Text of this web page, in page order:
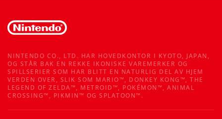
NINTENDO CO., LTD. HAR HOVEDKONTOR I KYOTO, JAPAN,
OG STÅR BAK EN REKKE IKONISKE VAREMERKER OG
SPILLSERIER SOM HAR BLITT EN NATURLIG DEL AV HJEM
VERDEN OVER, SLIK SOM MARIO™, DONKEY KONG™, THE
LEGEND OF ZELDA™, METROID™, POKÉMON™, ANIMAL
CROSSING™, PIKMIN™ OG SPLATOON™.